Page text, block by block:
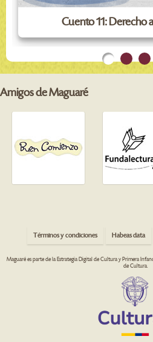
Cuento 11: Derecho
Amigos de Maguaré
Términos y condiciones Habeas data
Maguaré es parte de la Estrategia Digital de Cultura y Primera
de Cultura.